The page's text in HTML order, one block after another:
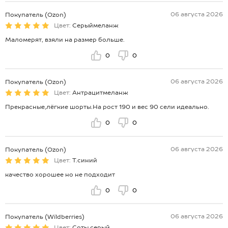
Покупатель (Ozon)
06 августа 2026
Цвет: Серыймеланж
Маломерят, взяли на размер больше.
0 0
Покупатель (Ozon)
06 августа 2026
Цвет: Антрацитмеланж
Прекрасные,лёгкие шорты.На рост 190 и вес 90 сели идеально.
0 0
Покупатель (Ozon)
06 августа 2026
Цвет: Т.синий
качество хорошее но не подходит
0 0
Покупатель (Wildberries)
06 августа 2026